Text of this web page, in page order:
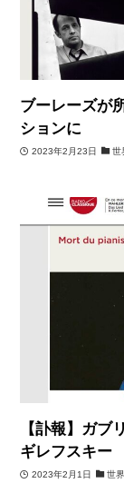
ブーレーズが
ションに
2023年2月23日 世
【訃報】ガブ
ギレフスキー
2023年2月1日 世